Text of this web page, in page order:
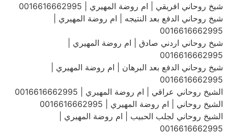
شيخ روحاني افريقي | ام روضة المهيري | 0016616662995
شيخ روحاني الدفع بعد النتيجه | ام روضة المهيري |
0016616662995
شيخ روحاني اردني صادق | ام روضة المهيري |
0016616662995
شيخ روحاني الدفع بعد البرهان | ام روضة المهيري |
0016616662995
الشيخ روحاني عراقي | ام روضة المهيري | 0016616662995
الشيخ روحاني | ام روضة المهيري | 0016616662995
الشيخ روحاني لجلب الحبيب | ام روضة المهيري |
0016616662995